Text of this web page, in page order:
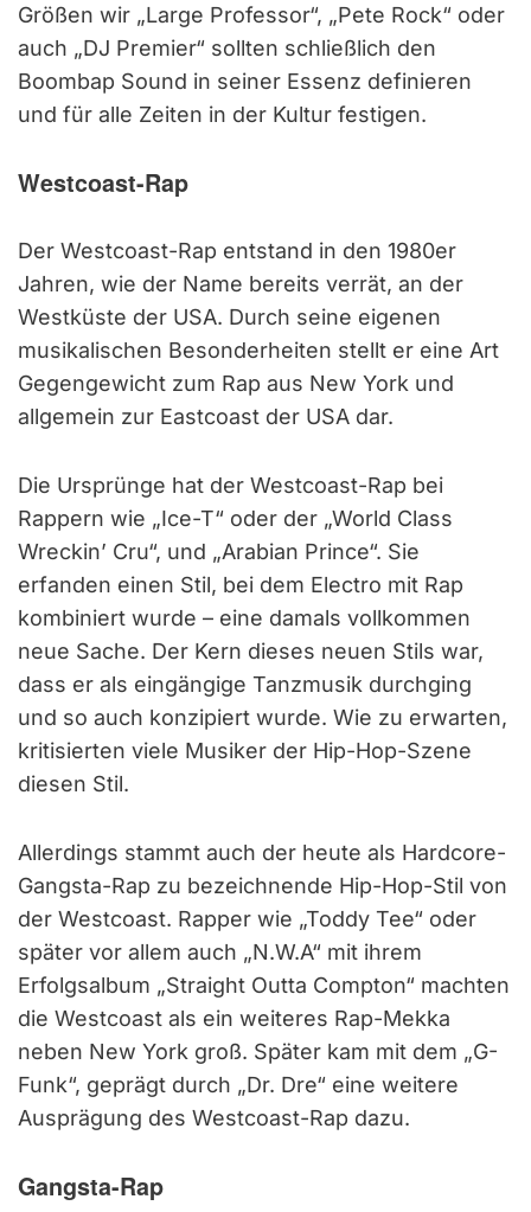
Größen wir „Large Professor“, „Pete Rock“ oder
auch „DJ Premier“ sollten schließlich den
Boombap Sound in seiner Essenz definieren
und für alle Zeiten in der Kultur festigen.
Westcoast-Rap
Der Westcoast-Rap entstand in den 1980er
Jahren, wie der Name bereits verrät, an der
Westküste der USA. Durch seine eigenen
musikalischen Besonderheiten stellt er eine Art
Gegengewicht zum Rap aus New York und
allgemein zur Eastcoast der USA dar.
Die Ursprünge hat der Westcoast-Rap bei
Rappern wie „Ice-T“ oder der „World Class
Wreckin’ Cru“, und „Arabian Prince“. Sie
erfanden einen Stil, bei dem Electro mit Rap
kombiniert wurde – eine damals vollkommen
neue Sache. Der Kern dieses neuen Stils war,
dass er als eingängige Tanzmusik durchging
und so auch konzipiert wurde. Wie zu erwarten,
kritisierten viele Musiker der Hip-Hop-Szene
diesen Stil.
Allerdings stammt auch der heute als Hardcore-
Gangsta-Rap zu bezeichnende Hip-Hop-Stil von
der Westcoast. Rapper wie „Toddy Tee“ oder
später vor allem auch „N.W.A“ mit ihrem
Erfolgsalbum „Straight Outta Compton“ machten
die Westcoast als ein weiteres Rap-Mekka
neben New York groß. Später kam mit dem „G-
Funk“, geprägt durch „Dr. Dre“ eine weitere
Ausprägung des Westcoast-Rap dazu.
Gangsta-Rap